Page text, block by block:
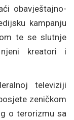
obavještajno-
kampanju
te se slutnje
kreatori i
televiziji
zeničkom
o terorizmu sa